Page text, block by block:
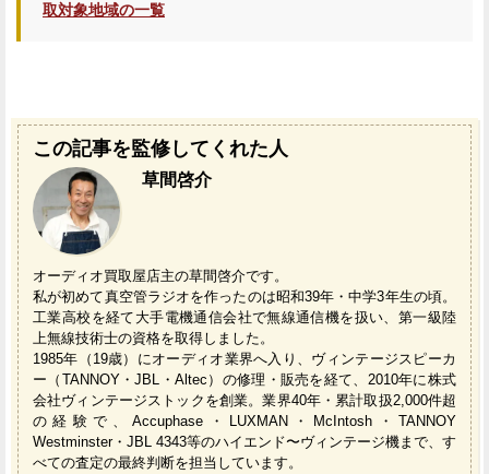
取対象地域の一覧
この記事を監修してくれた人
草間啓介
オーディオ買取屋店主の草間啓介です。
私が初めて真空管ラジオを作ったのは昭和39年・中学3年生の頃。
工業高校を経て大手電機通信会社で無線通信機を扱い、第一級陸
上無線技術士の資格を取得しました。
1985年（19歳）にオーディオ業界へ入り、ヴィンテージスピーカ
ー（TANNOY・JBL・Altec）の修理・販売を経て、2010年に株式
会社ヴィンテージストックを創業。業界40年・累計取扱2,000件超
の経験で、Accuphase・LUXMAN・McIntosh・TANNOY
Westminster・JBL 4343等のハイエンド〜ヴィンテージ機まで、す
べての査定の最終判断を担当しています。